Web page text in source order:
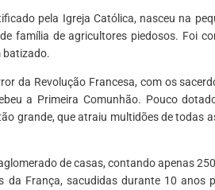
pela Igreja Católica, nasceu na
família de agricultores piedosos. Foi
batizado.
da Revolução Francesa, com os
a Primeira Comunhão. Pouco
grande, que atraiu multidões de todas
de casas, contando apenas
França, sacudidas durante 10 anos